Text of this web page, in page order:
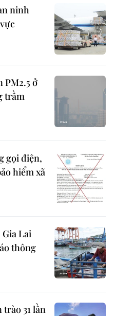
ninh
PM2.5 ở
trầm
gọi điện,
hiểm xã
Lai
thông
31 lần